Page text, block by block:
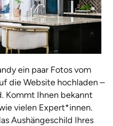
ein paar Fotos vom
die Website hochladen –
Kommt Ihnen bekannt
vielen Expert*innen.
Aushängeschild Ihres